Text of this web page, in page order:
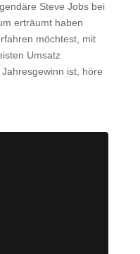
Steve Jobs bei
erträumt haben
möchtest, mit
Umsatz
ist, höre